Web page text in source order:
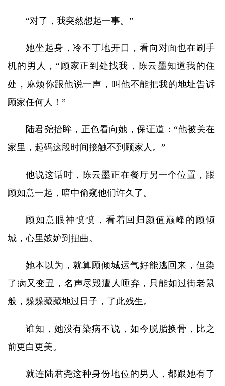
“对了，我突然想起一事。”
她坐起身，冷不丁地开口，看向对面也在刷手
机的男人，“顾家正到处找我，陈云墨知道我的住
处，麻烦你跟他说一声，叫他不能把我的地址告诉
顾家任何人！”
陆君尧抬眸，正色看向她，保证道：“他被关在
家里，起码这段时间接触不到顾家人。”
他说这话时，陈云墨正在餐厅另一个位置，跟
顾如意一起，暗中偷窥他们许久了。
顾如意眼神愤愤，看着回归颜值巅峰的顾倾
城，心里嫉妒到扭曲。
她本以为，就算顾倾城运气好能逃回来，但染
了病又变丑，名声尽毁遭人唾弃，只能如过街老鼠
般，躲躲藏藏地过日子，了此残生。
谁知，她没有染病不说，如今脱胎换骨，比之
前更白更美。
就连陆君尧这种身份地位的男人，都跟她有了